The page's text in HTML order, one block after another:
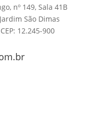
nº 149, Sala 41B
São Dimas
12.245-900